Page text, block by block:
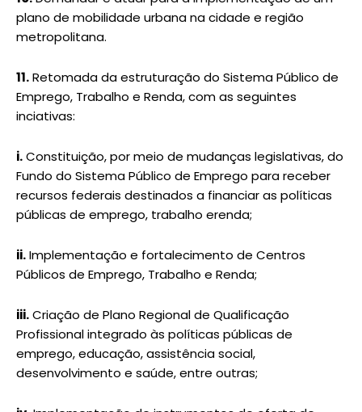
plano de mobilidade urbana na cidade e região
metropolitana.
11.Retomada da estruturação do Sistema Público de
Emprego, Trabalho e Renda, com as seguintes
inciativas:
i.Constituição, por meio de mudanças legislativas, do
Fundo do Sistema Público de Emprego para receber
recursos federais destinados a financiar as políticas
públicas de emprego, trabalho erenda;
ii.Implementação e fortalecimento de Centros
Públicos de Emprego, Trabalho e Renda;
iii.Criação de Plano Regional de Qualificação
Profissional integrado às políticas públicas de
emprego, educação, assistência social,
desenvolvimento e saúde, entre outras;